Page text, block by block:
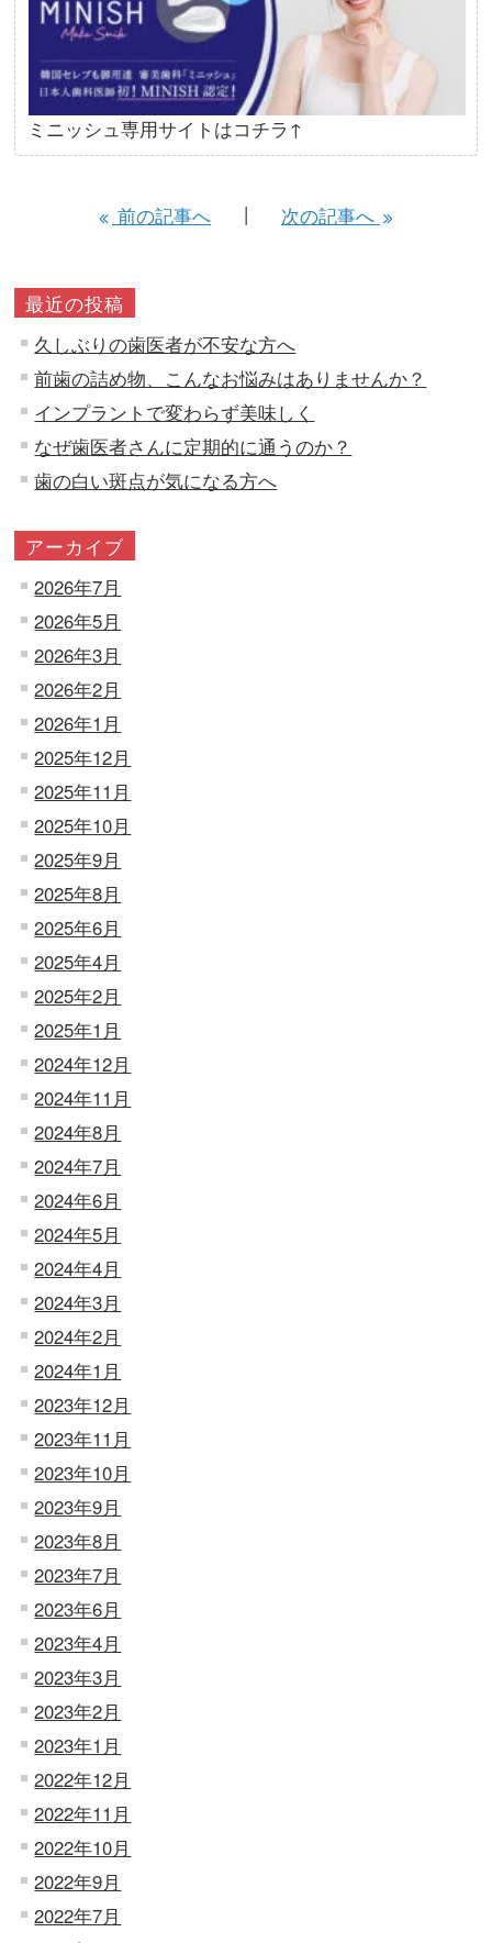
ミニッシュ専用サイトはコチラ↑
前の記事へ 次の記事へ
最近の投稿
久しぶりの歯医者が不安な方へ
前歯の詰め物、こんなお悩みはありませんか？
インプラントで変わらず美味しく
なぜ歯医者さんに定期的に通うのか？
歯の白い斑点が気になる方へ
アーカイブ
2026年7月
2026年5月
2026年3月
2026年2月
2026年1月
2025年12月
2025年11月
2025年10月
2025年9月
2025年8月
2025年6月
2025年4月
2025年2月
2025年1月
2024年12月
2024年11月
2024年8月
2024年7月
2024年6月
2024年5月
2024年4月
2024年3月
2024年2月
2024年1月
2023年12月
2023年11月
2023年10月
2023年9月
2023年8月
2023年7月
2023年6月
2023年4月
2023年3月
2023年2月
2023年1月
2022年12月
2022年11月
2022年10月
2022年9月
2022年7月